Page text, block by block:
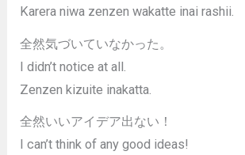
Karera niwa zenzen wakatte inai rashii.
全然気づいていなかった。
I didn’t notice at all.
Zenzen kizuite inakatta.
全然いいアイデア出ない！
I can’t think of any good ideas!